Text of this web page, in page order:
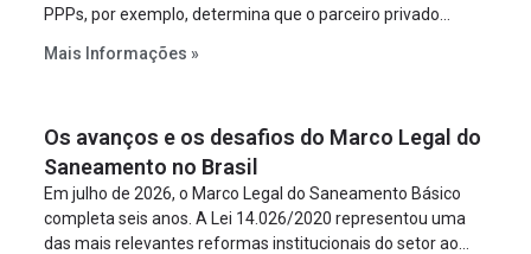
PPPs, por exemplo, determina que o parceiro privado
empreendimento. Ou seja, a suposta “fraude à licitação” é
projeto a projeto.
Mais Informações »
Os avanços e os desafios do Marco Legal do
Saneamento no Brasil
Em julho de 2026, o Marco Legal do Saneamento Básico
completa seis anos. A Lei 14.026/2020 representou uma
das mais relevantes reformas institucionais do setor ao